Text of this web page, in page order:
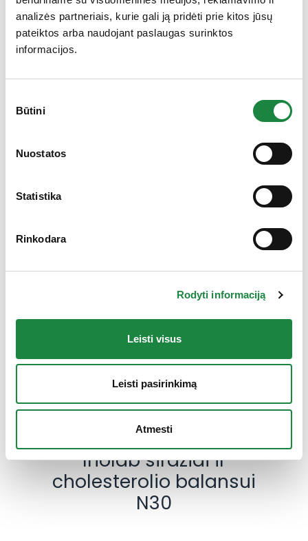
analizės partneriais, kurie gali ją pridėti prie kitos jūsų
pateiktos arba naudojant paslaugas surinktos
informacijos.
pasirinkimas
Būtini
Nuostatos
Statistika
Rinkodara
Rodyti informaciją
Leisti visus
Leisti pasirinkimą
Atmesti
Pagerbti sėkmingiausi
Kauno rajono verslininkai
Užbaigiame metus net su dvejais laimėjimais vieno
Kaune atidaryta pirmoji firminė „ACONITUM” maisto
Skaityti plačiau
Inolab širdžiai ir
cholesterolio balansui
N30
Gauk 10% nuolaidą!